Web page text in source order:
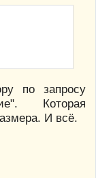
по запросу
Которая
И всё.